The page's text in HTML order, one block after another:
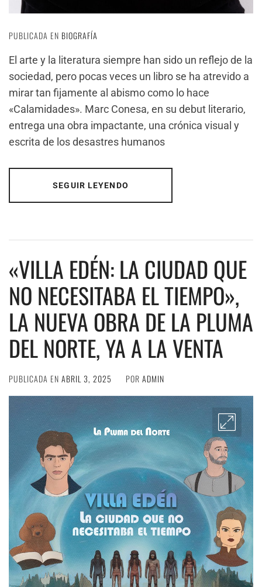
PUBLICADA EN BIOGRAFÍA
El arte y la literatura siempre han sido un reflejo de la
sociedad, pero pocas veces un libro se ha atrevido a
mirar tan fijamente al abismo como lo hace
«Calamidades». Marc Conesa, en su debut literario,
entrega una obra impactante, una crónica visual y
escrita de los desastres humanos
SEGUIR LEYENDO
«VILLA EDÉN: LA CIUDAD QUE
NO NECESITABA EL TIEMPO»,
LA NUEVA OBRA DE LA PLUMA
DEL NORTE, YA A LA VENTA
PUBLICADA EN ABRIL 3, 2025 POR ADMIN